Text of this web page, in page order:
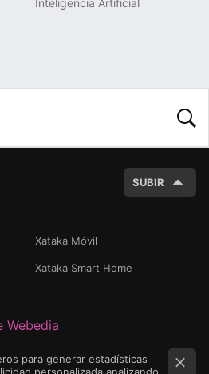
Inteligencia Artificial
SUBIR
Xataka Móvil
Xataka Smart Home
Webedia
para generar estadísticas